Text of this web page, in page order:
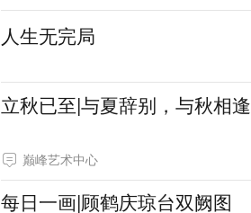
人生无完局
立秋已至|与夏辞别，与秋相逢
巅峰艺术中心
每日一画|顾鹤庆琼台双阙图